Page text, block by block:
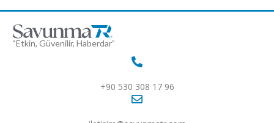
“Etkin, Güvenilir, Haberdar”
+90 530 308 17 96